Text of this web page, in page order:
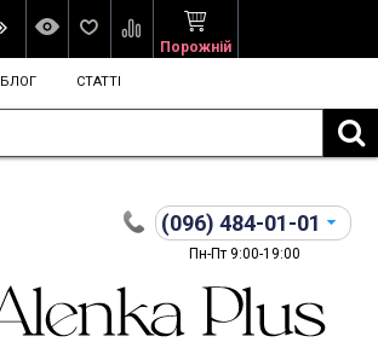
Порожній
БЛОГ СТАТТІ
(096) 484-01-01
Пн-Пт 9:00-19:00